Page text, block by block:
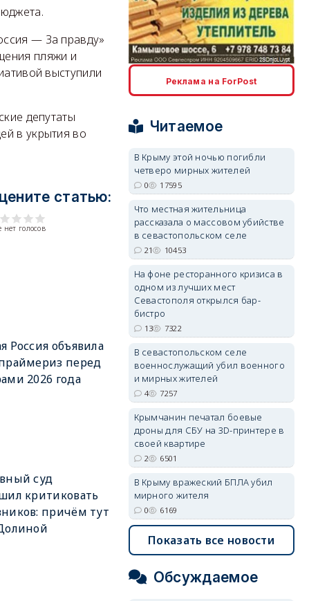
— За правду»
пляжи и
выступили
депутаты
в укрытия во
статью:
нет голосов
Россия объявила
перед
2026 года
суд
критиковать
причём тут
erid: 2SDnjcLUypt
erid: 2SDnjcrDNw6
erid: 2SDnjdvhGXG
Реклама на ForPost
Читаемое
В Крыму этой ночью погибли
четверо мирных жителей
0 17595
Что местная жительница
рассказала о массовом убийстве
в севастопольском селе
21 10453
На фоне ресторанного кризиса в
одном из лучших мест
Севастополя открылся бар-
бистро
13 7322
В севастопольском селе
военнослужащий убил военного
и мирных жителей
4 7257
Крымчанин печатал боевые
дроны для СБУ на 3D-принтере в
своей квартире
2 6501
В Крыму вражеский БПЛА убил
мирного жителя
0 6169
Показать все новости
Обсуждаемое